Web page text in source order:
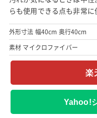
らも使用できる点も非常に
外形寸法 幅40cm 奥行40cm
素材 マイクロファイバー
楽
Yahoo!